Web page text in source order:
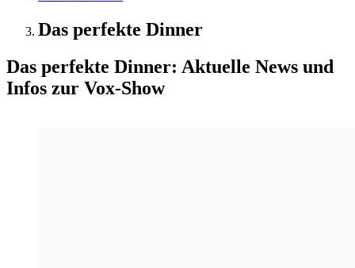
Das perfekte Dinner
Das perfekte Dinner: Aktuelle News und
Infos zur Vox-Show